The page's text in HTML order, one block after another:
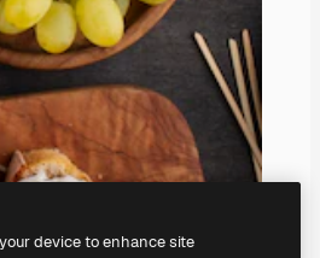
device to enhance site